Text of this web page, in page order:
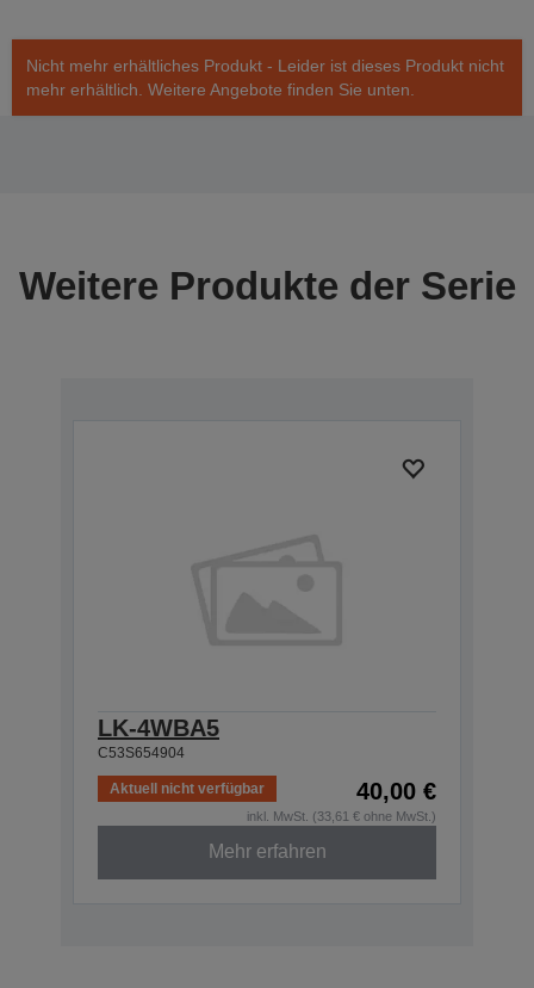
Nicht mehr erhältliches Produkt - Leider ist dieses Produkt nicht
mehr erhältlich. Weitere Angebote finden Sie unten.
Weitere Produkte der Serie
LK-4WBA5
C53S654904
Aktuell nicht verfügbar 40,00 €
inkl. MwSt. (33,61 € ohne MwSt.)
Mehr erfahren